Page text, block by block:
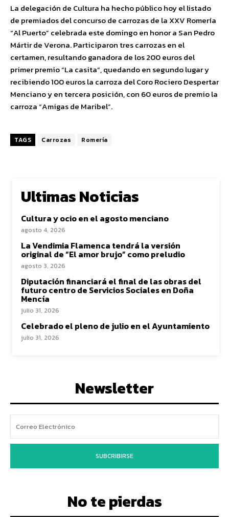
La delegación de Cultura ha hecho público hoy el listado
de premiados del concurso de carrozas de la XXV Romería
“Al Puerto” celebrada este domingo en honor a San Pedro
Mártir de Verona. Participaron tres carrozas en el
certamen, resultando ganadora de los 200 euros del
primer premio “La casita”, quedando en segundo lugar y
recibiendo 100 euros la carroza del Coro Rociero Despertar
Menciano y en tercera posición, con 60 euros de premio la
carroza “Amigas de Maribel”.
TAGS Carrozas Romería
Ultimas Noticias
Cultura y ocio en el agosto menciano
agosto 4, 2026
La Vendimia Flamenca tendrá la versión
original de “El amor brujo” como preludio
agosto 3, 2026
Diputación financiará el final de las obras del
futuro centro de Servicios Sociales en Doña
Mencía
julio 31, 2026
Celebrado el pleno de julio en el Ayuntamiento
julio 31, 2026
Newsletter
SUBCRIBIRSE
No te pierdas